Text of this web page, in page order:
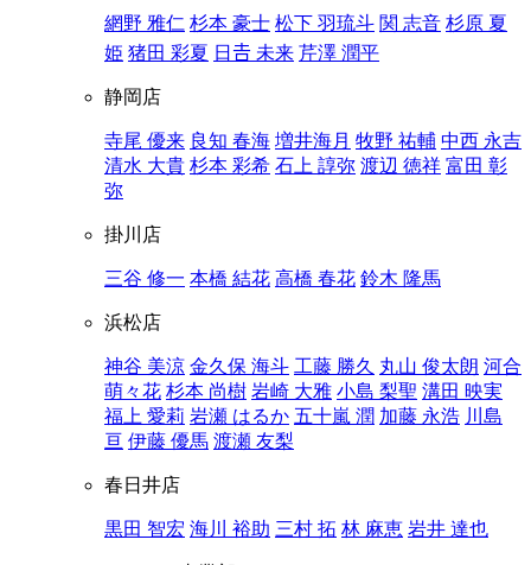
網野 雅仁 杉本 豪士 松下 羽琉斗 関 志音 杉原 夏
姫 猪田 彩夏 日𠮷 未来 芹澤 潤平
静岡店
寺尾 優来 良知 春海 増井海月 牧野 祐輔 中西 永吉
清水 大貴 杉本 彩希 石上 諄弥 渡辺 徳祥 富田 彰
弥
掛川店
三谷 修一 本橋 結花 高橋 春花 鈴木 隆馬
浜松店
神谷 美涼 金久保 海斗 工藤 勝久 丸山 俊太朗 河合
萌々花 杉本 尚樹 岩崎 大雅 小島 梨聖 溝田 映実
福上 愛莉 岩瀬 はるか 五十嵐 潤 加藤 永浩 川島
亘 伊藤 優馬 渡瀬 友梨
春日井店
黒田 智宏 海川 裕助 三村 拓 林 麻恵 岩井 達也